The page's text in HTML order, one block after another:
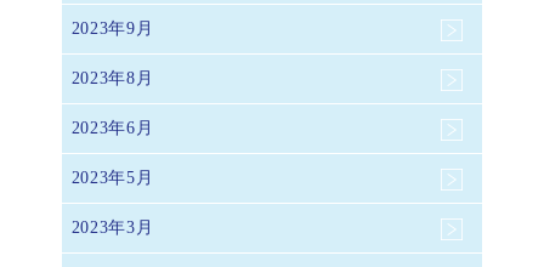
2023年9月
2023年8月
2023年6月
2023年5月
2023年3月